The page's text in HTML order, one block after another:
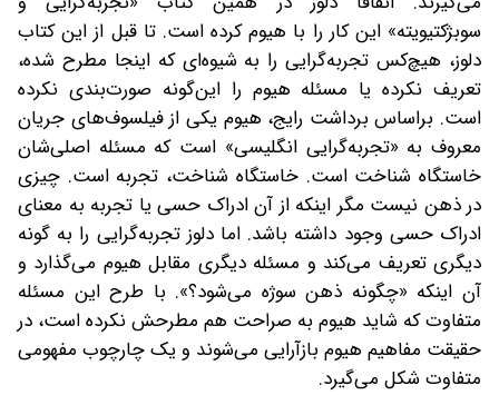
سوبژکتیویته» این کار را با هیوم کرده است. تا قبل از این کتاب
دلوز، هیچ‌کس تجربه‌گرایی را به شیوه‌ای که اینجا مطرح شده،
تعریف نکرده یا مسئله هیوم را این‌گونه صورت‌بندی نکرده
است. بر‌اساس برداشت رایج، هیوم یکی از فیلسوف‌های جریان
معروف به «تجربه‌گرایی انگلیسی» است که مسئله اصلی‌شان
خاستگاه شناخت است. خاستگاه شناخت، تجربه است. چیزی
در ذهن نیست مگر اینکه از آن ادراک حسی یا تجربه به معنای
ادراک حسی وجود داشته باشد. اما دلوز تجربه‌گرایی را به گونه
دیگری تعریف می‌کند و مسئله دیگری مقابل هیوم می‌گذارد و
آن اینکه «چگونه ذهن سوژه می‌شود؟». با طرح این مسئله
متفاوت که شاید هیوم به صراحت هم مطرحش نکرده است، در
حقیقت مفاهیم هیوم بازآرایی می‌شوند و یک چارچوب مفهومی
متفاوت‌ شکل می‌گیرد.